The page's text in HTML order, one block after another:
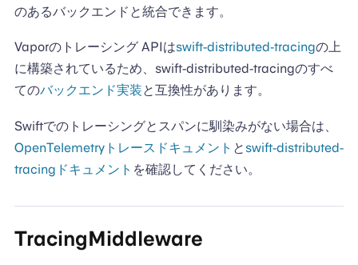
のあるバックエンドと統合できます。
Vaporのトレーシング APIはswift-distributed-tracingの上
に構築されているため、swift-distributed-tracingのすべ
てのバックエンド実装と互換性があります。
Swiftでのトレーシングとスパンに馴染みがない場合は、
OpenTelemetryトレースドキュメント と swift-distributed-
tracingドキュメント を確認してください。
TracingMiddleware